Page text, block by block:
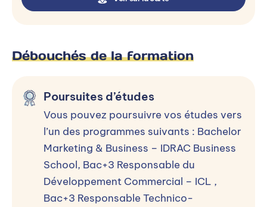
Débouchés de la formation
Poursuites d’études
Vous pouvez poursuivre vos études vers
l’un des programmes suivants : Bachelor
Marketing & Business – IDRAC Business
School, Bac+3 Responsable du
Développement Commercial – ICL ,
Bac+3 Responsable Technico-